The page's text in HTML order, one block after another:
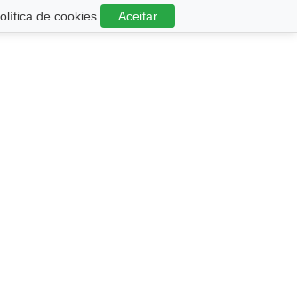
de cookies. Aceitar